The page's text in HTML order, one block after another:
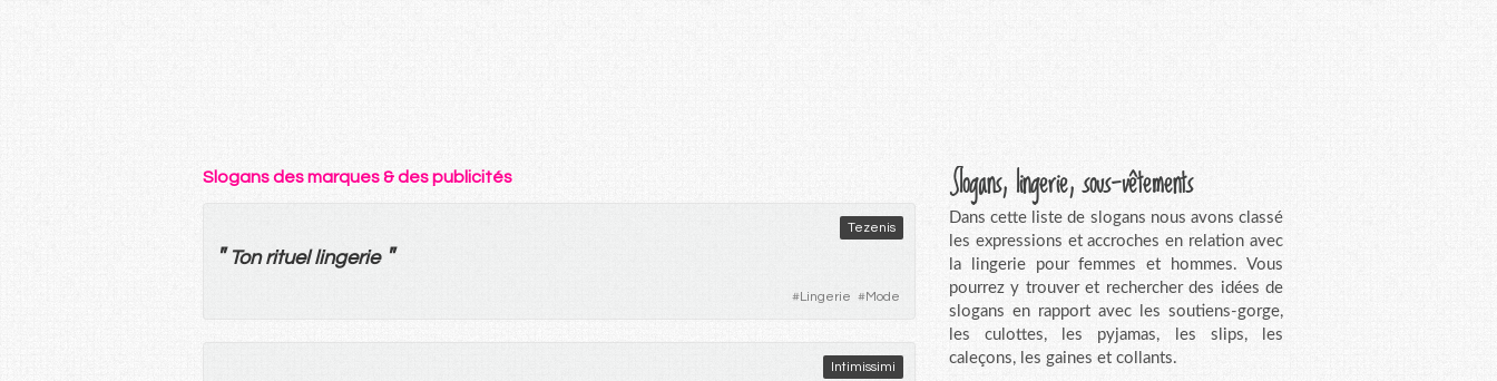
Slogans des marques & des publicités
Tezenis
" Ton rituel lingerie "
#Lingerie #Mode
Intimissimi
Slogans, lingerie, sous-vêtements
Dans cette liste de slogans nous avons classé
les expressions et accroches en relation avec
la lingerie pour femmes et hommes. Vous
pourrez y trouver et rechercher des idées de
slogans en rapport avec les soutiens-gorge,
les culottes, les pyjamas, les slips, les
caleçons, les gaines et collants.